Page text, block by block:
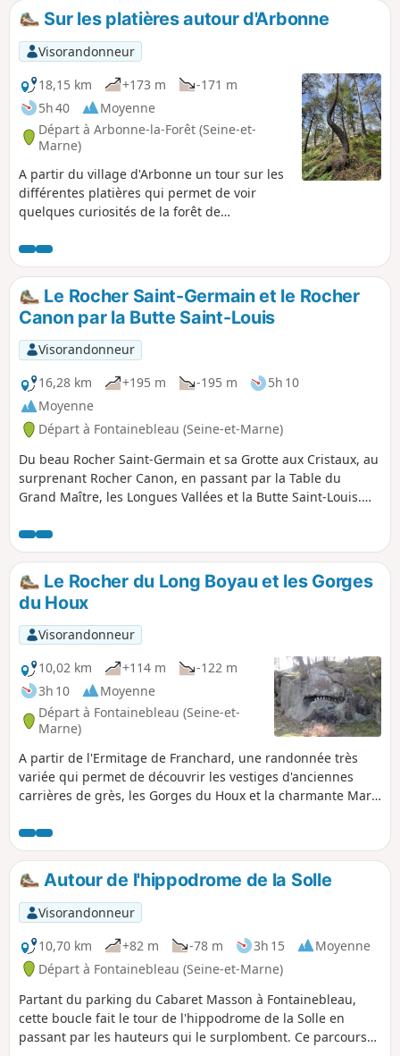
Sur les platières autour d'Arbonne
Visorandonneur
18,15 km
+173 m
-171 m
5h 40
Moyenne
Départ à Arbonne-la-Forêt (Seine-et-
Marne)
A partir du village d'Arbonne un tour sur les
différentes platières qui permet de voir
quelques curiosités de la forêt de
un auvent gravé, une grotte, un abri de
carrier, ....
Le Rocher Saint-Germain et le Rocher
Canon par la Butte Saint-Louis
Visorandonneur
16,28 km
+195 m -195 m
5h 10
Moyenne
Départ à Fontainebleau (Seine-et-Marne)
Du beau Rocher Saint-Germain et sa Grotte aux Cristaux, au
surprenant Rocher Canon, en passant par la Table du
Grand Maître, les Longues Vallées et la Butte Saint-Louis.
circonvolutions dans les parcours de rochers des sentiers
Bleus. Comptez 18 km et 300 m de dénivelé positif. Pour la
durée, comptez 6 heures de marche.
Le Rocher du Long Boyau et les Gorges
du Houx
Visorandonneur
10,02 km
+114 m
-122 m
3h 10
Moyenne
Départ à Fontainebleau (Seine-et-
Marne)
A partir de l'Ermitage de Franchard, une randonnée très
variée qui permet de découvrir les vestiges d'anciennes
carrières de grès, les Gorges du Houx et la charmante Mare
vue, de nombreux rochers spectaculaires et la curieuse
Grotte du Serment. N.B. Le dénivelé et le temps affichés
semblent sous-estimés : compter de l'ordre de 250 mètres
et 4 heures de marche.
Autour de l'hippodrome de la Solle
Visorandonneur
10,70 km
+82 m -78 m 3h 15
Moyenne
Départ à Fontainebleau (Seine-et-Marne)
Partant du parking du Cabaret Masson à Fontainebleau,
cette boucle fait le tour de l'hippodrome de la Solle en
passant par les hauteurs qui le surplombent. Ce parcours